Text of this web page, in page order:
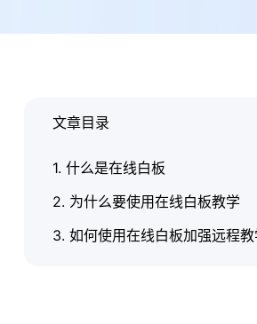
文章目录
1. 什么是在线白板
2. 为什么要使用在线白板教学
3. 如何使用在线白板加强远程